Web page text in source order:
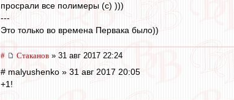
просрали все полимеры (с) )))
---
Это только во времена Первака было))
# Cтаканов » 31 авг 2017 22:24
# malyushenko » 31 авг 2017 20:05
+1!